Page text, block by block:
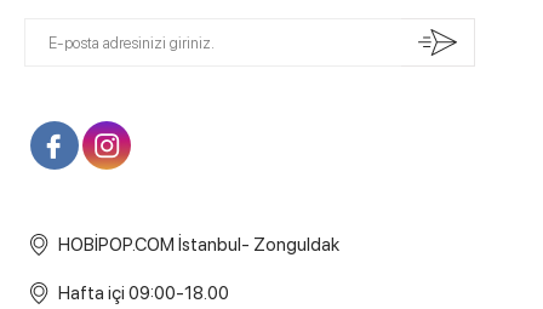
HOBİPOP.COM İstanbul- Zonguldak
Hafta içi 09:00-18.00